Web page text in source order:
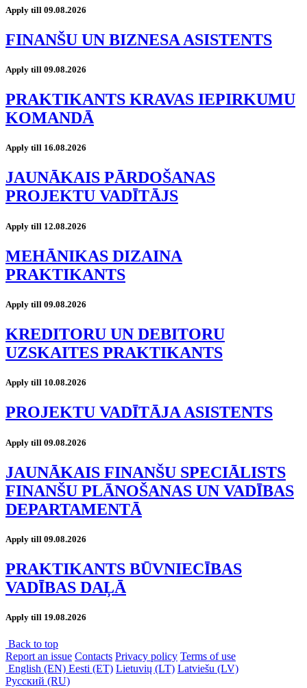
Apply till 09.08.2026
FINANŠU UN BIZNESA ASISTENTS
Apply till 09.08.2026
PRAKTIKANTS KRAVAS IEPIRKUMU
KOMANDĀ
Apply till 16.08.2026
JAUNĀKAIS PĀRDOŠANAS
PROJEKTU VADĪTĀJS
Apply till 12.08.2026
MEHĀNIKAS DIZAINA
PRAKTIKANTS
Apply till 09.08.2026
KREDITORU UN DEBITORU
UZSKAITES PRAKTIKANTS
Apply till 10.08.2026
PROJEKTU VADĪTĀJA ASISTENTS
Apply till 09.08.2026
JAUNĀKAIS FINANŠU SPECIĀLISTS
FINANŠU PLĀNOŠANAS UN VADĪBAS
DEPARTAMENTĀ
Apply till 09.08.2026
PRAKTIKANTS BŪVNIECĪBAS
VADĪBAS DAĻĀ
Apply till 19.08.2026
Back to top
Report an issue Contacts Privacy policy Terms of use
English (EN) Eesti (ET) Lietuvių (LT) Latviešu (LV)
Русский (RU)